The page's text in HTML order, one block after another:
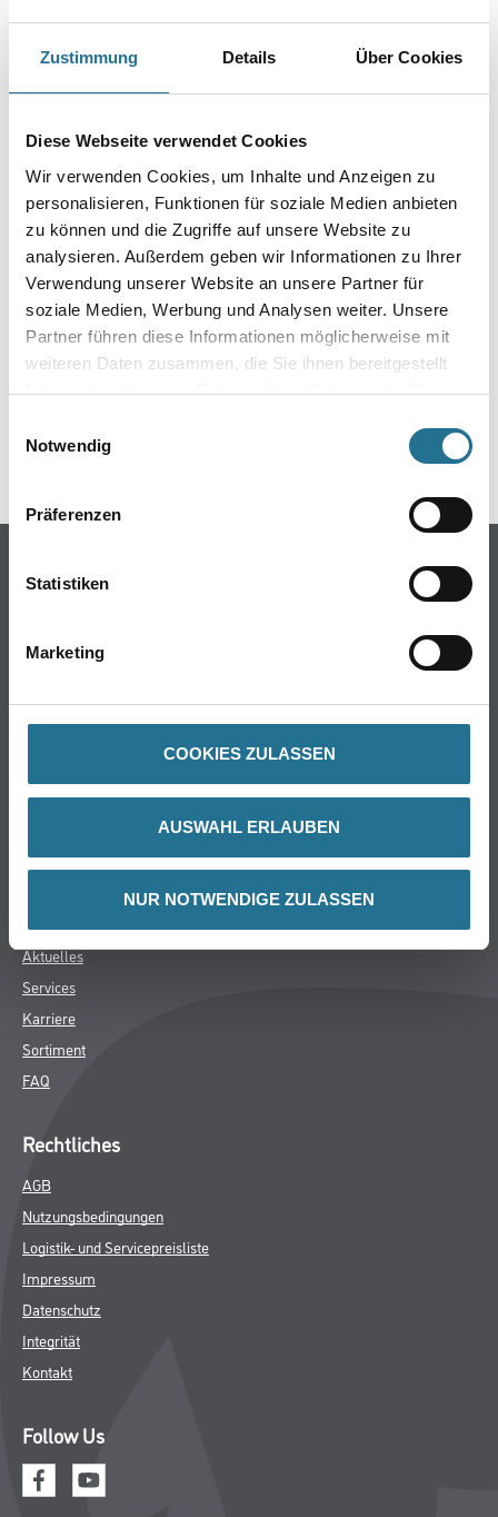
Zustimmung Details Über Cookies
Diese Webseite verwendet Cookies
Wir verwenden Cookies, um Inhalte und Anzeigen zu
personalisieren, Funktionen für soziale Medien anbieten
zu können und die Zugriffe auf unsere Website zu
analysieren. Außerdem geben wir Informationen zu Ihrer
Verwendung unserer Website an unsere Partner für
soziale Medien, Werbung und Analysen weiter. Unsere
Partner führen diese Informationen möglicherweise mit
weiteren Daten zusammen, die Sie ihnen bereitgestellt
haben oder die sie im Rahmen Ihrer Nutzung der Dienste
Notwendig
Präferenzen
Statistiken
Marketing
COOKIES ZULASSEN
AUSWAHL ERLAUBEN
NUR NOTWENDIGE ZULASSEN
PRODUKTEIGENSCHAFTEN
Produkteigenschaft
- Auf handelsübliche Akkuschrauber aufsteckbar
- Einfache Handhabung
- Austauschbarer Bit
ZUSATZINFOS
SPEZIFIKATIONEN
Trockenbau
Bodenbeläge
Wand- & Deckenbeläge
Werkzeug & Maschinen
Verbrauchsmaterialien
Aktuelles
Services
Karriere
Sortiment
FAQ
Rechtliches
AGB
Nutzungsbedingungen
Logistik- und Servicepreisliste
Impressum
Datenschutz
Integrität
Kontakt
Follow Us